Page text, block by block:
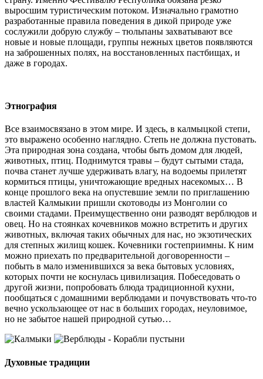
выросшим туристическим потоком. Изначально грамотно
разработанные правила поведения в дикой природе уже
сослужили добрую службу – тюльпаны захватывают все
новые и новые площади, группы нежных цветов появляются
на заброшенных полях, на восстановленных пастбищах, и
даже в городах.
Этнография
Все взаимосвязано в этом мире. И здесь, в калмыцкой степи,
это выражено особенно наглядно. Степь не должна пустовать.
Эта природная зона создана, чтобы быть домом для людей,
животных, птиц. Поднимутся травы – будут сытыми стада,
почва станет лучше удерживать влагу, на водоемы прилетят
кормиться птицы, уничтожающие вредных насекомых… В
конце прошлого века на опустевшие земли по приглашению
властей Калмыкии пришли скотоводы из Монголии со
своими стадами. Преимущественно они разводят верблюдов и
овец. Но на стоянках кочевников можно встретить и других
животных, включая таких обычных для нас, но экзотических
для степных жилищ кошек. Кочевники гостеприимны. К ним
можно приехать по предварительной договоренности –
побыть в мало изменившихся за века бытовых условиях,
которых почти не коснулась цивилизация. Побеседовать о
другой жизни, попробовать блюда традиционной кухни,
пообщаться с домашними верблюдами и почувствовать что-то
вечно ускользающее от нас в больших городах, неуловимое,
но не забытое нашей природной сутью…
Духовные традиции